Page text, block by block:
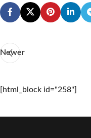
Newer
[html_block id="258"]